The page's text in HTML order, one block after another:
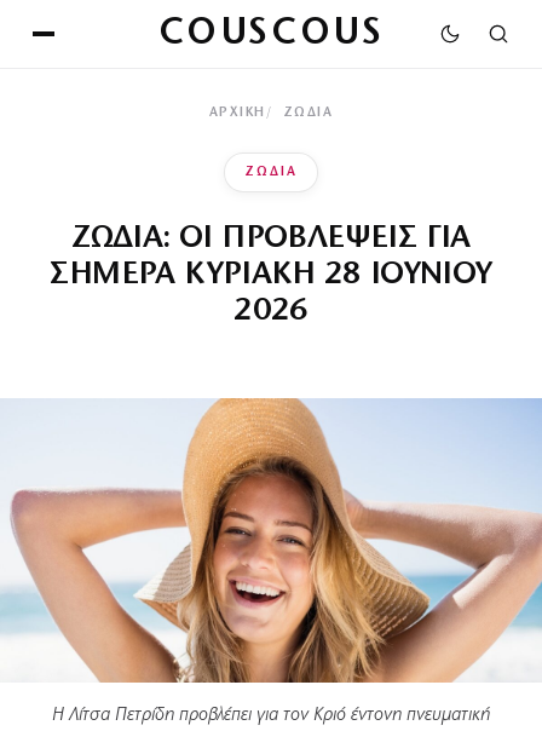
COUSCOUS
ΑΡΧΙΚΉ ΖΩΔΙΑ
ΖΩΔΙΑ
ΖΩΔΙΑ: ΟΙ ΠΡΟΒΛΕΨΕΙΣ ΓΙΑ
ΣΗΜΕΡΑ ΚΥΡΙΑΚΗ 28 ΙΟΥΝΙΟΥ
2026
Η Λίτσα Πετρίδη προβλέπει για τον Κριό έντονη πνευματική